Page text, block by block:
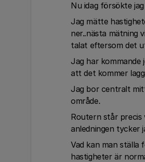
Nu idag försökte
Jag mätte
ner..nästa mätning
talat eftersom det
Jag har kommande
att det kommer
Jag bor centralt
område.
Routern står
anledningen tycker
Vad kan man ställa
hastigheter är